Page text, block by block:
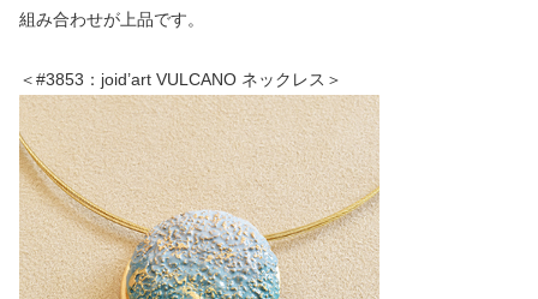
組み合わせが上品です。
＜#3853：joid’art VULCANO ネックレス＞